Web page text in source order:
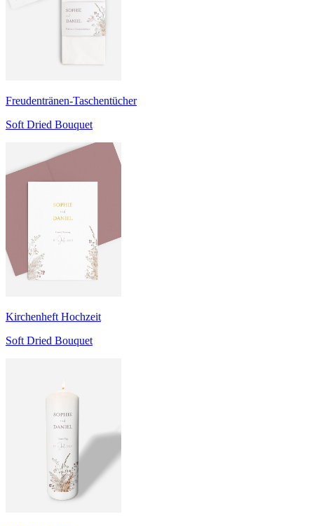
Freudentränen-Taschentücher
Soft Dried Bouquet
Kirchenheft Hochzeit
Soft Dried Bouquet